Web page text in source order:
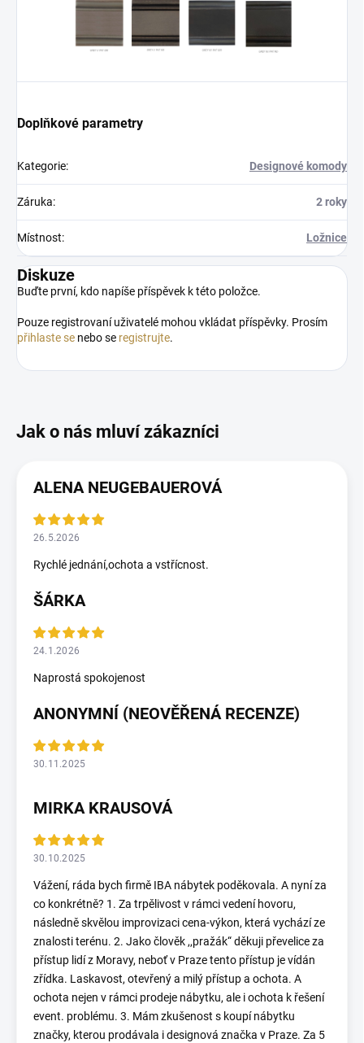
Doplňkové parametry
Kategorie: Designové komody
Záruka: 2 roky
Místnost: Ložnice
Diskuze
Buďte první, kdo napíše příspěvek k této položce.
Pouze registrovaní uživatelé mohou vkládat příspěvky. Prosím
přihlaste se nebo se registrujte.
ALENA NEUGEBAUEROVÁ
26.5.2026
Rychlé jednání,ochota a vstřícnost.
ŠÁRKA
24.1.2026
Naprostá spokojenost
ANONYMNÍ (NEOVĚŘENÁ RECENZE)
30.11.2025
MIRKA KRAUSOVÁ
30.10.2025
Vážení, ráda bych firmě IBA nábytek poděkovala. A nyní za
co konkrétně? 1. Za trpělivost v rámci vedení hovoru,
následně skvělou improvizaci cena-výkon, která vychází ze
znalosti terénu. 2. Jako člověk ,,pražák“ děkuji převelice za
přístup lidí z Moravy, neboť v Praze tento přístup je vídán
zřídka. Laskavost, otevřený a milý přístup a ochota. A
ochota nejen v rámci prodeje nábytku, ale i ochota k řešení
event. problému. 3. Mám zkušenost s koupí nábytku
značky, kterou prodávala i designová značka v Praze. Za 5